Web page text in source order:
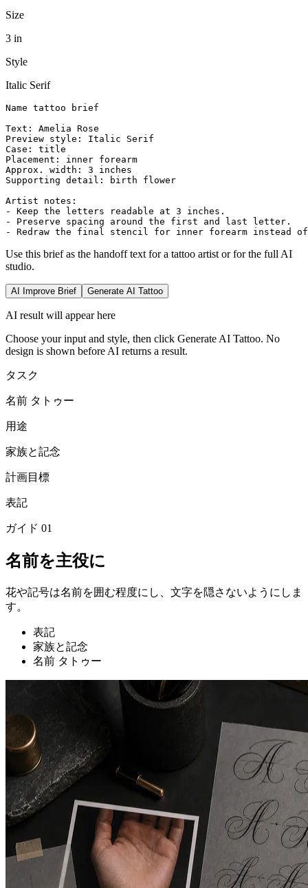
Size
3 in
Style
Italic Serif
Name tattoo brief
Text: Amelia Rose
Preview style: Italic Serif
Case: title
Placement: inner forearm
Approx. width: 3 inches
Supporting detail: birth flower
Artist notes:
- Keep the letters readable at 3 inches.
- Preserve spacing around the first and last letter.
- Redraw the final stencil for inner forearm instead
Use this brief as the handoff text for a tattoo artist or for the full AI
studio.
AI Improve Brief Generate AI Tattoo
AI result will appear here
Choose your input and style, then click Generate AI Tattoo. No
design is shown before AI returns a result.
タスク
名前 タトゥー
用途
家族と記念
計画目標
表記
ガイド 01
名前を主役に
花や記号は名前を囲む程度にし、文字を隠さないようにしま
す。
表記
家族と記念
名前 タトゥー